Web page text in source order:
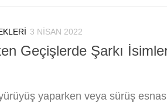
3 NISAN 2022
Geçişlerde Şarkı
yaparken veya sürüş